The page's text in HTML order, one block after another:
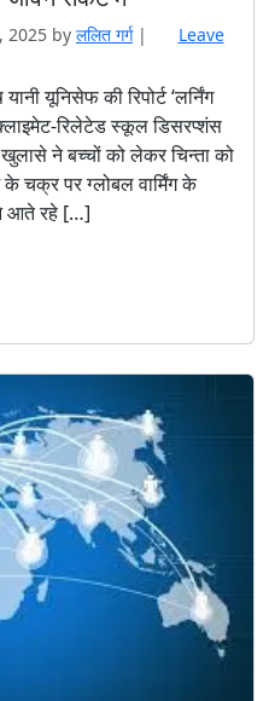
2025 by ललित गर्ग |
Leave
यूनिसेफ की रिपोर्ट ‘लर्निंग
रिलेटेड स्कूल डिसरप्शंस
ने बच्चों को लेकर चिन्ता को
चक्र पर ग्लोबल वार्मिंग के
आते रहे […]